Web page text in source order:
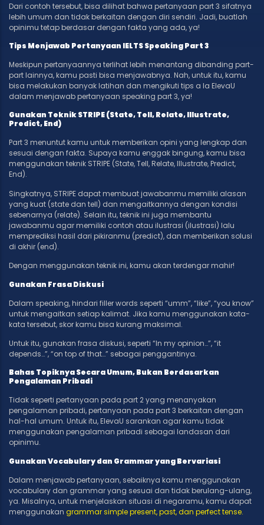
Dari contoh tersebut, bisa dilihat bahwa pertanyaan part 3 sifatnya
lebih umum dan tidak berkaitan dengan diri sendiri. Jadi, buatlah
opinimu tetap berdasar dengan fakta yang ada, ya!
Tips Menjawab Pertanyaan IELTS Speaking Part 3
Meskipun pertanyaannya terlihat lebih menantang dibanding part-
part lainnya, kamu pasti bisa menjawabnya. Nah, untuk itu, kamu
bisa melakukan banyak latihan dan mengikuti tips a la ElevaU
dalam menjawab pertanyaan speaking part 3, ya!
Gunakan Teknik STRIPE (State, Tell, Relate, Illustrate,
Predict, End)
Part 3 menuntut kamu untuk memberikan opini yang lengkap dan
sesuai dengan fakta. Supaya kamu enggak bingung, kamu bisa
menggunakan teknik STRIPE (State, Tell, Relate, Illustrate, Predict,
End).
Singkatnya, STRIPE dapat membuat jawabanmu memiliki alasan
yang kuat (state dan tell) dan mengaitkannya dengan kondisi
sebenarnya (relate). Selain itu, teknik ini juga membantu
jawabanmu agar memiliki contoh atau ilustrasi (ilustrasi) lalu
memprediksi hasil dari pikiranmu (predict), dan memberikan solusi
di akhir (end).
Dengan menggunakan teknik ini, kamu akan terdengar mahir!
Gunakan Frasa Diskusi
Dalam speaking, hindari filler words seperti “umm”, “like”, “you know”
untuk mengaitkan setiap kalimat. Jika kamu menggunakan kata-
kata tersebut, skor kamu bisa kurang maksimal.
Untuk itu, gunakan frasa diskusi, seperti “In my opinion…”, “it
depends…”, “on top of that…” sebagai penggantinya.
Bahas Topiknya Secara Umum, Bukan Berdasarkan
Pengalaman Pribadi
Tidak seperti pertanyaan pada part 2 yang menanyakan
pengalaman pribadi, pertanyaan pada part 3 berkaitan dengan
hal-hal umum. Untuk itu, ElevaU sarankan agar kamu tidak
menggunakan pengalaman pribadi sebagai landasan dari
opinimu.
Gunakan Vocabulary dan Grammar yang Bervariasi
Dalam menjawab pertanyaan, sebaiknya kamu menggunakan
vocabulary dan grammar yang sesuai dan tidak berulang-ulang,
ya. Misalnya, untuk menjelaskan situasi di negaramu, kamu dapat
menggunakan grammar simple present, past, dan perfect tense.